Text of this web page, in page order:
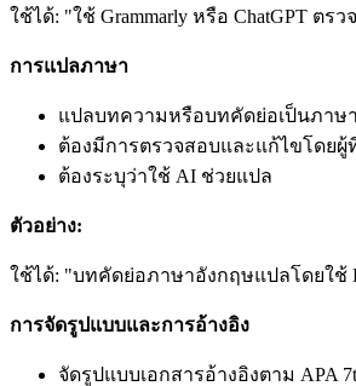
ใช้ได้: "ใช้ Grammarly หรือ ChatGPT ต
การแปลภาษา
แปลบทความหรือบทคัดย่อเป็นภาษ
ต้องมีการตรวจสอบและแก้ไขโดย
ต้องระบุว่าใช้ AI ช่วยแปล
ตัวอย่าง:
ใช้ได้: "บทคัดย่อภาษาอังกฤษแปลโดยใช้
การจัดรูปแบบและการอ้างอิง
จัดรูปแบบเอกสารอ้างอิงตาม APA